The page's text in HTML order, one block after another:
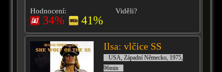
Hodnocení:
34% 41%
Viděli?
Ilsa: vlčice SS
USA, Západní Německo, 1975,
96min